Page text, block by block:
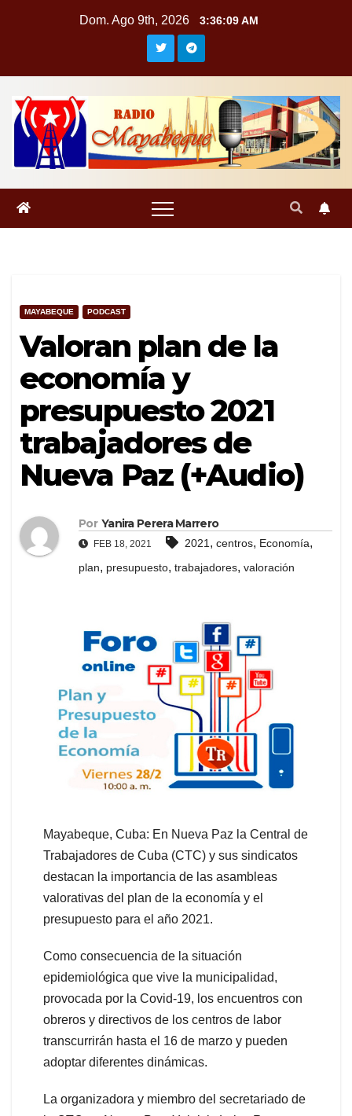
Dom. Ago 9th, 2026 3:36:09 AM
MAYABEQUE PODCAST
Valoran plan de la
economía y
presupuesto 2021
trabajadores de
Nueva Paz (+Audio)
Por Yanira Perera Marrero
FEB 18, 2021 2021, centros, Economía,
plan, presupuesto, trabajadores, valoración
Mayabeque, Cuba: En Nueva Paz la Central de
Trabajadores de Cuba (CTC) y sus sindicatos
destacan la importancia de las asambleas
valorativas del plan de la economía y el
presupuesto para el año 2021.
Como consecuencia de la situación
epidemiológica que vive la municipalidad,
provocada por la Covid-19, los encuentros con
obreros y directivos de los centros de labor
transcurrirán hasta el 16 de marzo y pueden
adoptar diferentes dinámicas.
La organizadora y miembro del secretariado de